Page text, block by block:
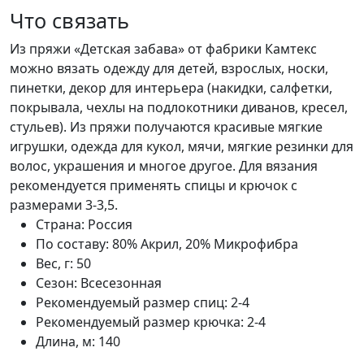
Что связать
Из пряжи «Детская забава» от фабрики Камтекс
можно вязать одежду для детей, взрослых, носки,
пинетки, декор для интерьера (накидки, салфетки,
покрывала, чехлы на подлокотники диванов, кресел,
стульев). Из пряжи получаются красивые мягкие
игрушки, одежда для кукол, мячи, мягкие резинки для
волос, украшения и многое другое. Для вязания
рекомендуется применять спицы и крючок с
размерами 3-3,5.
Страна: Россия
По составу: 80% Акрил, 20% Микрофибра
Вес, г: 50
Сезон: Всесезонная
Рекомендуемый размер спиц: 2-4
Рекомендуемый размер крючка: 2-4
Длина, м: 140